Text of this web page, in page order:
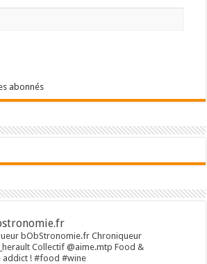
abonnés
bObStronomie.fr Chroniqueur
Collectif @aime.mtp Food &
addict !#food #wine